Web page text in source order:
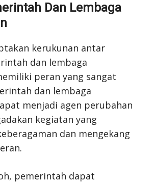
Dan Lembaga
kerukunan antar
dan lembaga
peran yang sangat
dan lembaga
menjadi agen perubahan
kegiatan yang
dan mengekang
pemerintah dapat